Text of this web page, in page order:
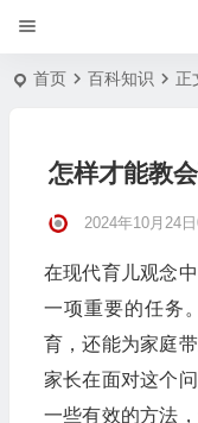
首页 百科知识 正
怎样才能教
2024年10月24
在现代育儿观念
一项重要的任务
育，还能为家庭
家长在面对这个
一些有效的方法